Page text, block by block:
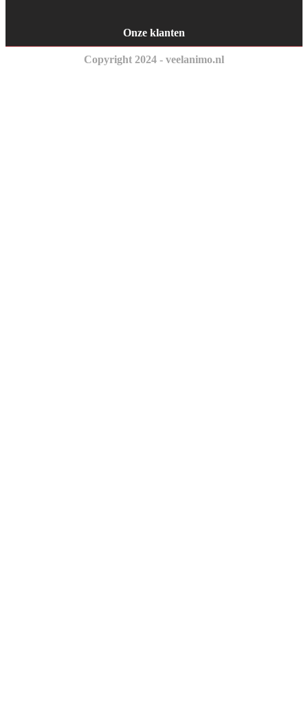
Onze klanten
Copyright 2024 - veelanimo.nl